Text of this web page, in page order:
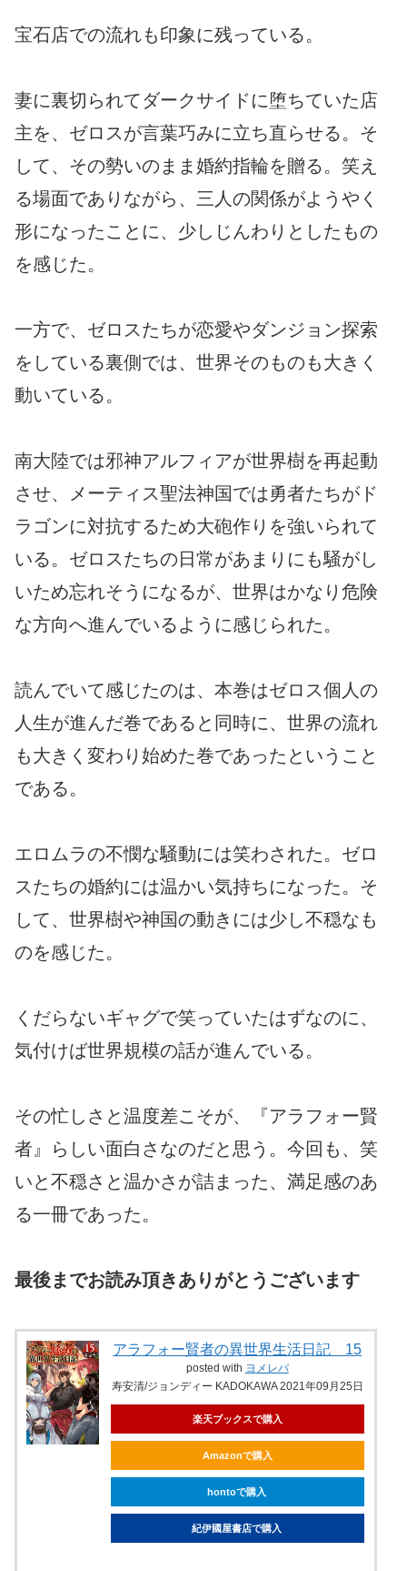
宝石店での流れも印象に残っている。
妻に裏切られてダークサイドに堕ちていた店
主を、ゼロスが言葉巧みに立ち直らせる。そ
して、その勢いのまま婚約指輪を贈る。笑え
る場面でありながら、三人の関係がようやく
形になったことに、少しじんわりとしたもの
を感じた。
一方で、ゼロスたちが恋愛やダンジョン探索
をしている裏側では、世界そのものも大きく
動いている。
南大陸では邪神アルフィアが世界樹を再起動
させ、メーティス聖法神国では勇者たちがド
ラゴンに対抗するため大砲作りを強いられて
いる。ゼロスたちの日常があまりにも騒がし
いため忘れそうになるが、世界はかなり危険
な方向へ進んでいるように感じられた。
読んでいて感じたのは、本巻はゼロス個人の
人生が進んだ巻であると同時に、世界の流れ
も大きく変わり始めた巻であったということ
である。
エロムラの不憫な騒動には笑わされた。ゼロ
スたちの婚約には温かい気持ちになった。そ
して、世界樹や神国の動きには少し不穏なも
のを感じた。
くだらないギャグで笑っていたはずなのに、
気付けば世界規模の話が進んでいる。
その忙しさと温度差こそが、『アラフォー賢
者』らしい面白さなのだと思う。今回も、笑
いと不穏さと温かさが詰まった、満足感のあ
る一冊であった。
最後までお読み頂きありがとうございます
アラフォー賢者の異世界生活日記 15
posted with ヨメレバ
寿安清/ジョンディー KADOKAWA 2021年09月25日
楽天ブックスで購入
Amazonで購入
hontoで購入
紀伊國屋書店で購入